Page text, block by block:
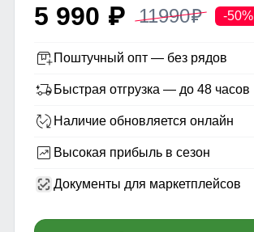
5 990 p 11990p -50%
Поштучный опт — без рядов
Быстрая отгрузка — до 48 часов
Наличие обновляется онлайн
Высокая прибыль в сезон
Документы для маркетплейсов